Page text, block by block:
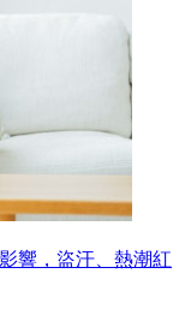
響，盜汗、熱潮紅